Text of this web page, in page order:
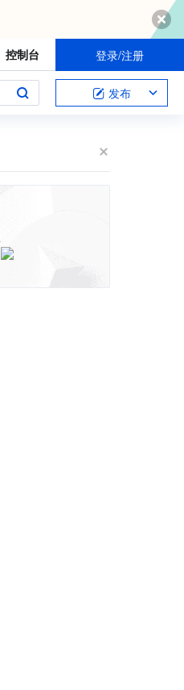
控制台 登录/注册
发布